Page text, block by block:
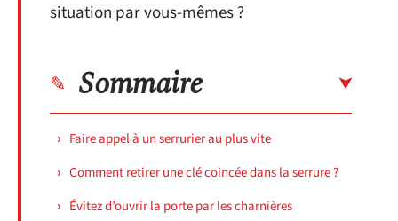
situation par vous-mêmes ?
Sommaire
Faire appel à un serrurier au plus vite
Comment retirer une clé coincée dans la serrure ?
Évitez d’ouvrir la porte par les charnières